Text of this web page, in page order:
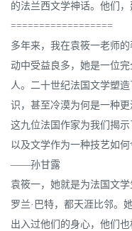
的法兰西文学神话。他们
==================
多年来，我在袁筱一老师
动中受益良多，她是一位
人。二十世纪法国文学塑
识，甚至冷漠为何是一种
这九位法国作家为我们揭
以及文学作为一种技艺如
——孙甘露
袁筱一，她就是为法国文
罗兰·巴特，都天涯比邻。
出入过他们的身心，他们